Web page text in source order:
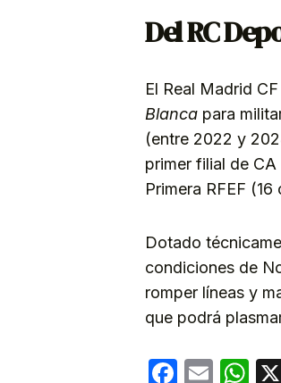
Del RC
El Real Madrid
Blanca para
(entre 2022 y
primer filial de
Primera RFEF
Dotado
condiciones de
romper líneas y
que podrá
Email